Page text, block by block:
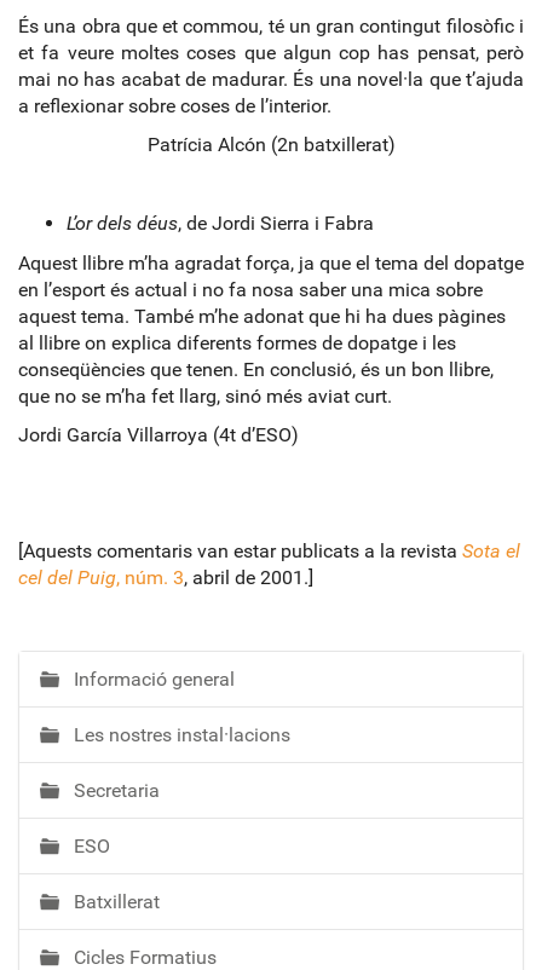
És una obra que et commou, té un gran contingut filosòfic i
et fa veure moltes coses que algun cop has pensat, però
mai no has acabat de madurar. És una novel·la que t’ajuda
a reflexionar sobre coses de l’interior.
Patrícia Alcón (2n batxillerat)
L’or dels déus, de Jordi Sierra i Fabra
Aquest llibre m’ha agradat força, ja que el tema del dopatge
en l’esport és actual i no fa nosa saber una mica sobre
aquest tema. També m’he adonat que hi ha dues pàgines
al llibre on explica diferents formes de dopatge i les
conseqüències que tenen. En conclusió, és un bon llibre,
que no se m’ha fet llarg, sinó més aviat curt.
Jordi García Villarroya (4t d’ESO)
[Aquests comentaris van estar publicats a la revista Sota el
cel del Puig, núm. 3, abril de 2001.]
N
a
v
e
g
a
c
ó
Informació general
Les nostres instal·lacions
Secretaria
ESO
Batxillerat
Cicles Formatius